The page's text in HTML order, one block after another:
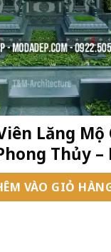
Lăng
Thủy –
Mộ Gia Đình Đẹp
VÀO GIỎ